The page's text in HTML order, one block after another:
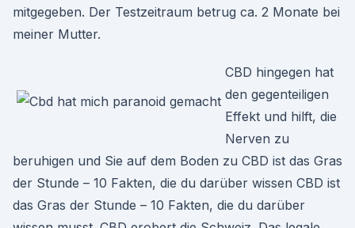
mitgegeben. Der Testzeitraum betrug ca. 2 Monate bei
meiner Mutter.
CBD hingegen hat
den gegenteiligen
Effekt und hilft, die
Nerven zu
beruhigen und Sie auf dem Boden zu CBD ist das Gras
der Stunde – 10 Fakten, die du darüber wissen CBD ist
das Gras der Stunde – 10 Fakten, die du darüber